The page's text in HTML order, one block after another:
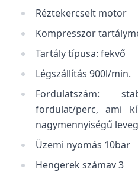
Réztekercselt motor
Kompresszor
Tartály típusa: fekvő
Légszállítás 900l/min.
Fordulatszám:
fordulat/perc, ami
nagymennyiségű
Üzemi nyomás 10bar
Hengerek számav 3